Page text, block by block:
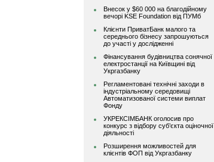
Внесок у $60 000 на благодійному
вечорі KSE Foundation від ПУМб
Клієнти ПриватБанк малого та
середнього бізнесу запрошуються
до участі у дослідженні
Фінансування будівництва сонячної
електростанції на Київщині від
Укргазбанку
Регламентовані технічні заходи в
індустріальному середовищі
Автоматизованої системи виплат
Фонду
УКРЕКСІМБАНК оголосив про
конкурс з відбору суб’єкта оціночної
діяльності
Розширення можливостей для
клієнтів ФОП від Укргазбанку